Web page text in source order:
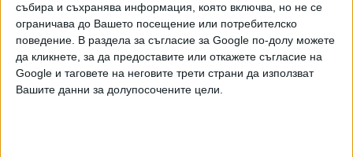
събира и съхранява информация, която включва, но не се
ограничава до Вашето посещение или потребителско
поведение. В раздела за съгласие за Google по-долу можете
да кликнете, за да предоставите или откажете съгласие на
Google и таговете на неговите трети страни да използват
Вашите данни за долупосочените цели.
категоричен, че не познава обкръжението на сина си и не
знае кой е авторитет за него. "За мен е загадка, дано
съответните служби свършат тази работа", допълва
Михайлов.
Коментирайки скандала със заплахите към